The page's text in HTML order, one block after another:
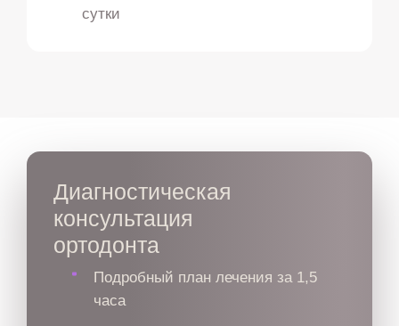
сутки
Диагностическая
консультация
ортодонта
Подробный план лечения за 1,5
часа